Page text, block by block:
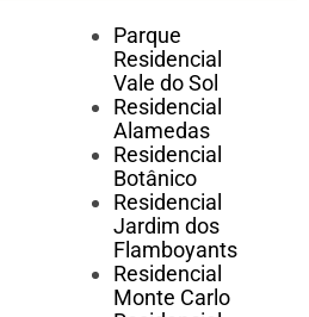
Parque
Residencial
Vale do Sol
Residencial
Alamedas
Residencial
Botânico
Residencial
Jardim dos
Flamboyants
Residencial
Monte Carlo